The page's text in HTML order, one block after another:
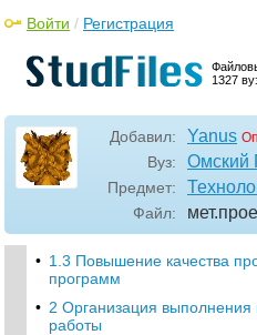
1327
Войти / Регистрация
Добавил: Yanus
Вуз: Омский
Предмет:
Файл:
Методы программирования
1.1 Технология
программирования
• Восходящее
• 1.3 Повышение качества
программ
• 2 Организация выполнения
работы